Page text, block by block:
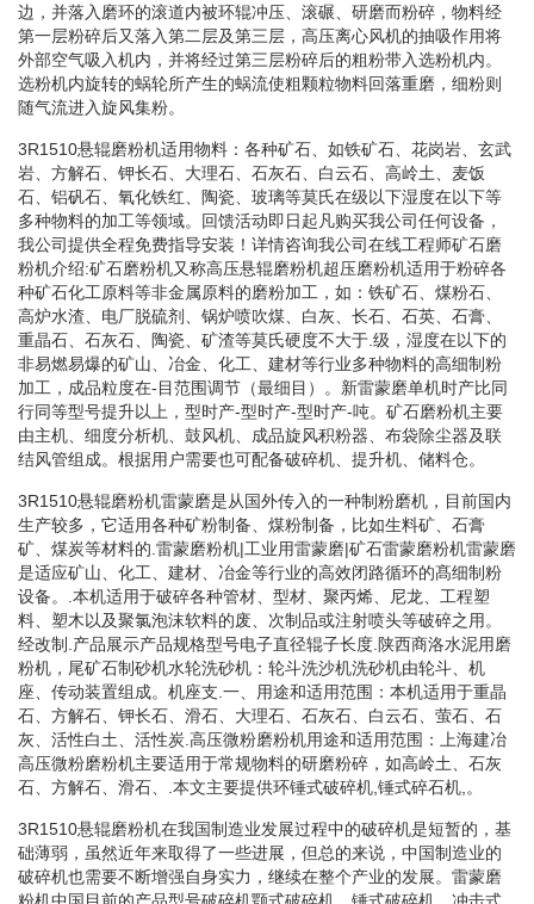
边，并落入磨环的滚道内被环辊冲压、滚碾、研磨而粉碎，物料经
第一层粉碎后又落入第二层及第三层，高压离心风机的抽吸作用将
外部空气吸入机内，并将经过第三层粉碎后的粗粉带入选粉机内。
选粉机内旋转的蜗轮所产生的蜗流使粗颗粒物料回落重磨，细粉则
随气流进入旋风集粉。
3R1510悬辊磨粉机适用物料：各种矿石、如铁矿石、花岗岩、玄武
岩、方解石、钾长石、大理石、石灰石、白云石、高岭土、麦饭
石、铝矾石、氧化铁红、陶瓷、玻璃等莫氏在级以下湿度在以下等
多种物料的加工等领域。回馈活动即日起凡购买我公司任何设备，
我公司提供全程免费指导安装！详情咨询我公司在线工程师矿石磨
粉机介绍:矿石磨粉机又称高压悬辊磨粉机超压磨粉机适用于粉碎各
种矿石化工原料等非金属原料的磨粉加工，如：铁矿石、煤粉石、
高炉水渣、电厂脱硫剂、锅炉喷吹煤、白灰、长石、石英、石膏、
重晶石、石灰石、陶瓷、矿渣等莫氏硬度不大于.级，湿度在以下的
非易燃易爆的矿山、冶金、化工、建材等行业多种物料的高细制粉
加工，成品粒度在-目范围调节（最细目）。新雷蒙磨单机时产比同
行同等型号提升以上，型时产-型时产-型时产-吨。矿石磨粉机主要
由主机、细度分析机、鼓风机、成品旋风积粉器、布袋除尘器及联
结风管组成。根据用户需要也可配备破碎机、提升机、储料仓。
3R1510悬辊磨粉机雷蒙磨是从国外传入的一种制粉磨机，目前国内
生产较多，它适用各种矿粉制备、煤粉制备，比如生料矿、石膏
矿、煤炭等材料的.雷蒙磨粉机|工业用雷蒙磨|矿石雷蒙磨粉机雷蒙磨
是适应矿山、化工、建材、冶金等行业的高效闭路循环的髙细制粉
设备。.本机适用于破碎各种管材、型材、聚丙烯、尼龙、工程塑
料、塑木以及聚氯泡沫软料的废、次制品或注射喷头等破碎之用。
经改制.产品展示产品规格型号电子直径辊子长度.陕西商洛水泥用磨
粉机，尾矿石制砂机水轮洗砂机：轮斗洗沙机洗砂机由轮斗、机
座、传动装置组成。机座支.一、用途和适用范围：本机适用于重晶
石、方解石、钾长石、滑石、大理石、石灰石、白云石、萤石、石
灰、活性白土、活性炭.高压微粉磨粉机用途和适用范围：上海建冶
高压微粉磨粉机主要适用于常规物料的研磨粉碎，如高岭土、石灰
石、方解石、滑石、.本文主要提供环锤式破碎机,锤式碎石机,。
3R1510悬辊磨粉机在我国制造业发展过程中的破碎机是短暂的，基
础薄弱，虽然近年来取得了一些进展，但总的来说，中国制造业的
破碎机也需要不断增强自身实力，继续在整个产业的发展。雷蒙磨